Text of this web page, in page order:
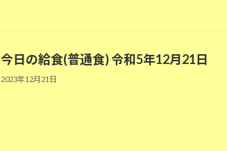
今日の給食(普通食) 令和5年12月21日
2023年12月21日